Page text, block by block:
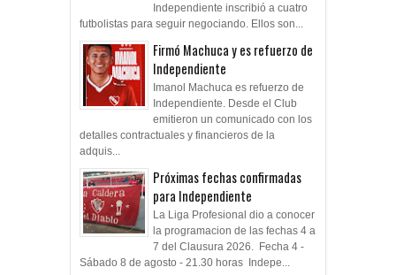
Independiente inscribió a cuatro
futbolistas para seguir negociando. Ellos son...
Firmó Machuca y es refuerzo de
Independiente
Imanol Machuca es refuerzo de
Independiente. Desde el Club
emitieron un comunicado con los
detalles contractuales y financieros de la
adquis...
Próximas fechas confirmadas
para Independiente
La Liga Profesional dio a conocer
la programacion de las fechas 4 a
7 del Clausura 2026. Fecha 4 -
Sábado 8 de agosto - 21.30 horas Indepe...